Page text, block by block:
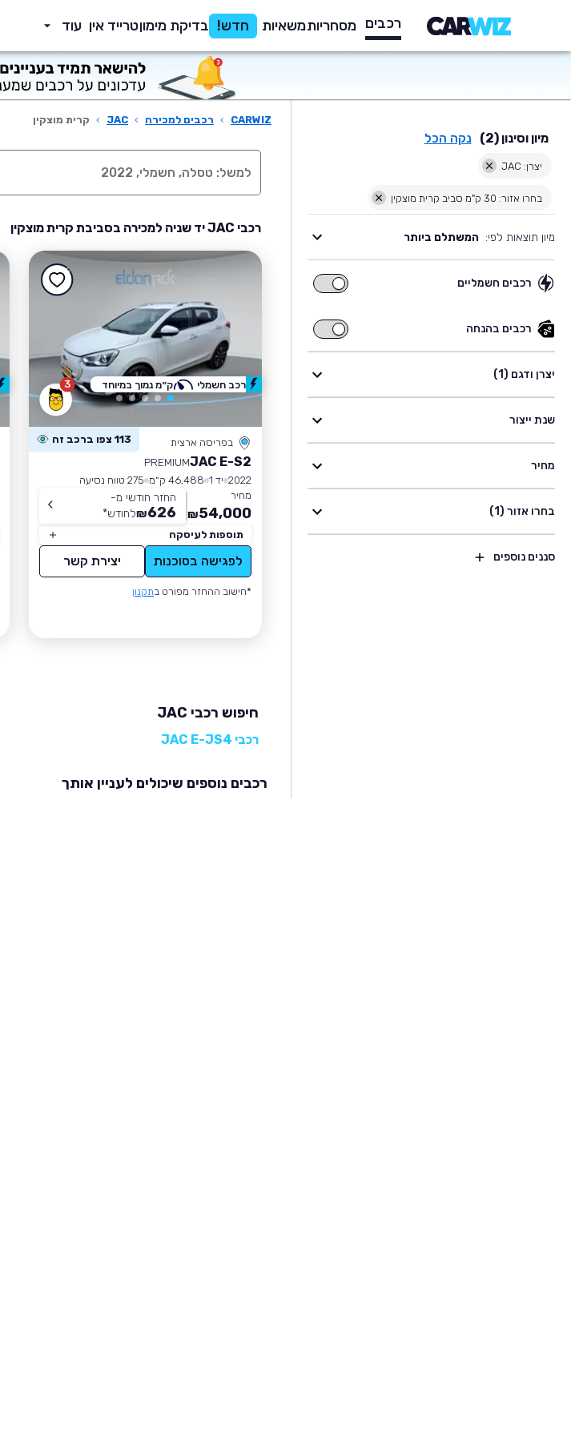
רכבים מסחריותמשאיות חדש! בדיקת מימוןטרייד אין עוד
מיון וסינון (2) נקה הכל
יצרן: JAC
בחרו אזור: 30 ק"מ סביב קרית מוצקין
מיון תוצאות לפי: המשתלם ביותר
רכבים חשמליים
רכבים
רכבים בהנחה
רכבים
בהנחה
יצרן ודגם (1)
שנת ייצור
מחיר
בחרו אזור (1)
סננים נוספים
CARWIZ
› רכבים למכירה ›
JAC
› קרית מוצקין
רכבי JAC יד שניה למכירה בסביבת קרית מוצקין
3
בפריסה ארצית 113 צפו ברכב זה
JAC E-S2
PREMIUM
2022 יד 1 46,488 ק״מ
275 טווח נסיעה
מחיר
54,000
₪
החזר חודשי מ-
626
₪לחודש*
תוספות לעיסקה
לפגישה בסוכנות יצירת קשר
*חישוב ההחזר מפורט בתקנון
רכב חשמלי ק״מ נמוך במיוחד
חיפוש רכבי JAC
רכבי JAC E-JS4
רכבים נוספים שיכולים לעניין אותך